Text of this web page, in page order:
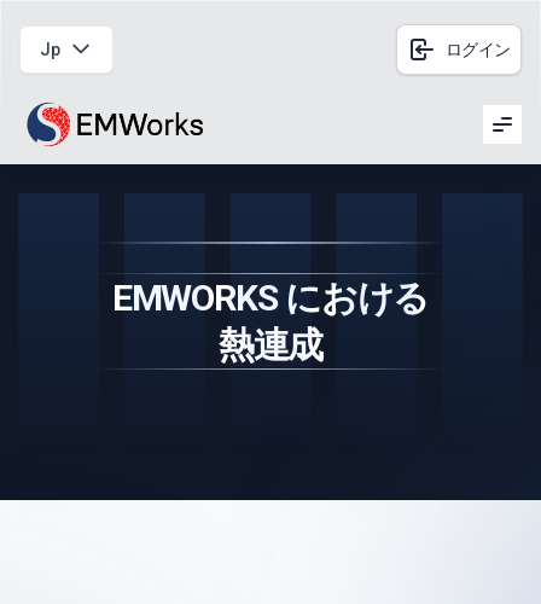
Jp ログイン
EMWORKS における
熱連成